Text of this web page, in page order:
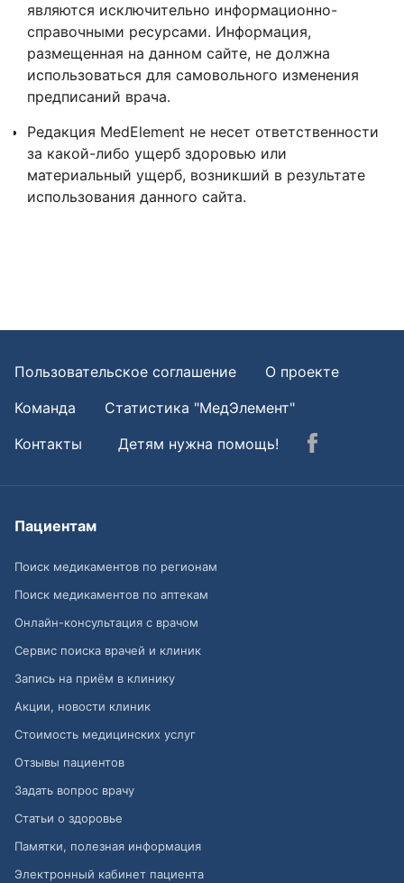
являются исключительно информационно-
справочными ресурсами. Информация,
размещенная на данном сайте, не должна
использоваться для самовольного изменения
предписаний врача.
Редакция MedElement не несет ответственности
за какой-либо ущерб здоровью или
материальный ущерб, возникший в результате
использования данного сайта.
Пользовательское соглашение
О проекте
Команда
Статистика "МедЭлемент"
Контакты
Детям нужна помощь!
Пациентам
Поиск медикаментов по регионам
Поиск медикаментов по аптекам
Онлайн-консультация с врачом
Сервис поиска врачей и клиник
Запись на приём в клинику
Акции, новости клиник
Стоимость медицинских услуг
Отзывы пациентов
Задать вопрос врачу
Статьи о здоровье
Памятки, полезная информация
Электронный кабинет пациента